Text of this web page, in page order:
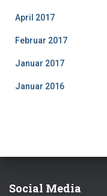
April 2017
Februar 2017
Januar 2017
Januar 2016
Social Media